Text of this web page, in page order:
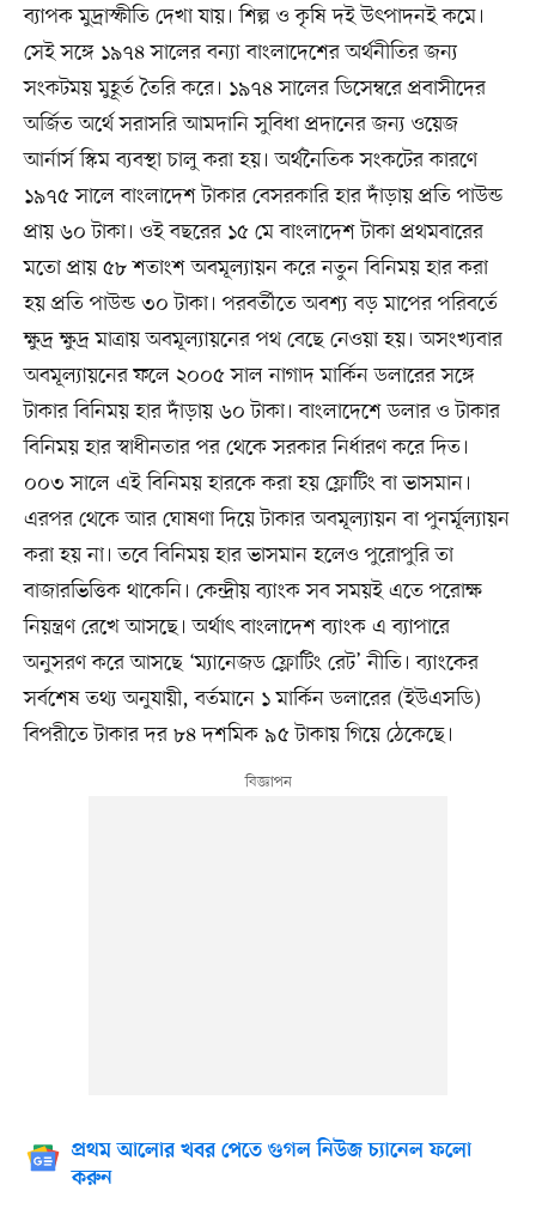
ব্যাপক মুদ্রাস্ফীতি দেখা যায়। শিল্প ও কৃষি দই উৎপাদনই কমে।
সেই সঙ্গে ১৯৭৪ সালের বন্যা বাংলাদেশের অর্থনীতির জন্য
সংকটময় মুহূর্ত তৈরি করে। ১৯৭৪ সালের ডিসেম্বরে প্রবাসীদের
অর্জিত অর্থে সরাসরি আমদানি সুবিধা প্রদানের জন্য ওয়েজ
আর্নার্স স্কিম ব্যবস্থা চালু করা হয়। অর্থনৈতিক সংকটের কারণে
১৯৭৫ সালে বাংলাদেশ টাকার বেসরকারি হার দাঁড়ায় প্রতি পাউন্ড
প্রায় ৬০ টাকা। ওই বছরের ১৫ মে বাংলাদেশ টাকা প্রথমবারের
মতো প্রায় ৫৮ শতাংশ অবমূল্যায়ন করে নতুন বিনিময় হার করা
হয় প্রতি পাউন্ড ৩০ টাকা। পরবর্তীতে অবশ্য বড় মাপের পরিবর্তে
ক্ষুদ্র ক্ষুদ্র মাত্রায় অবমূল্যায়নের পথ বেছে নেওয়া হয়। অসংখ্যবার
অবমূল্যায়নের ফলে ২০০৫ সাল নাগাদ মার্কিন ডলারের সঙ্গে
টাকার বিনিময় হার দাঁড়ায় ৬০ টাকা। বাংলাদেশে ডলার ও টাকার
বিনিময় হার স্বাধীনতার পর থেকে সরকার নির্ধারণ করে দিত।
০০৩ সালে এই বিনিময় হারকে করা হয় ফ্লোটিং বা ভাসমান।
এরপর থেকে আর ঘোষণা দিয়ে টাকার অবমূল্যায়ন বা পুনর্মূল্যায়ন
করা হয় না। তবে বিনিময় হার ভাসমান হলেও পুরোপুরি তা
বাজারভিত্তিক থাকেনি। কেন্দ্রীয় ব্যাংক সব সময়ই এতে পরোক্ষ
নিয়ন্ত্রণ রেখে আসছে। অর্থাৎ বাংলাদেশ ব্যাংক এ ব্যাপারে
অনুসরণ করে আসছে ‘ম্যানেজড ফ্লোটিং রেট’ নীতি। ব্যাংকের
সর্বশেষ তথ্য অনুযায়ী, বর্তমানে ১ মার্কিন ডলারের (ইউএসডি)
বিপরীতে টাকার দর ৮৪ দশমিক ৯৫ টাকায় গিয়ে ঠেকেছে।
প্রথম আলোর খবর পেতে গুগল নিউজ চ্যানেল ফলো
করুন